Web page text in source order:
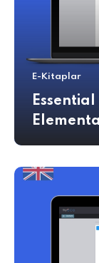
E-Kitaplar